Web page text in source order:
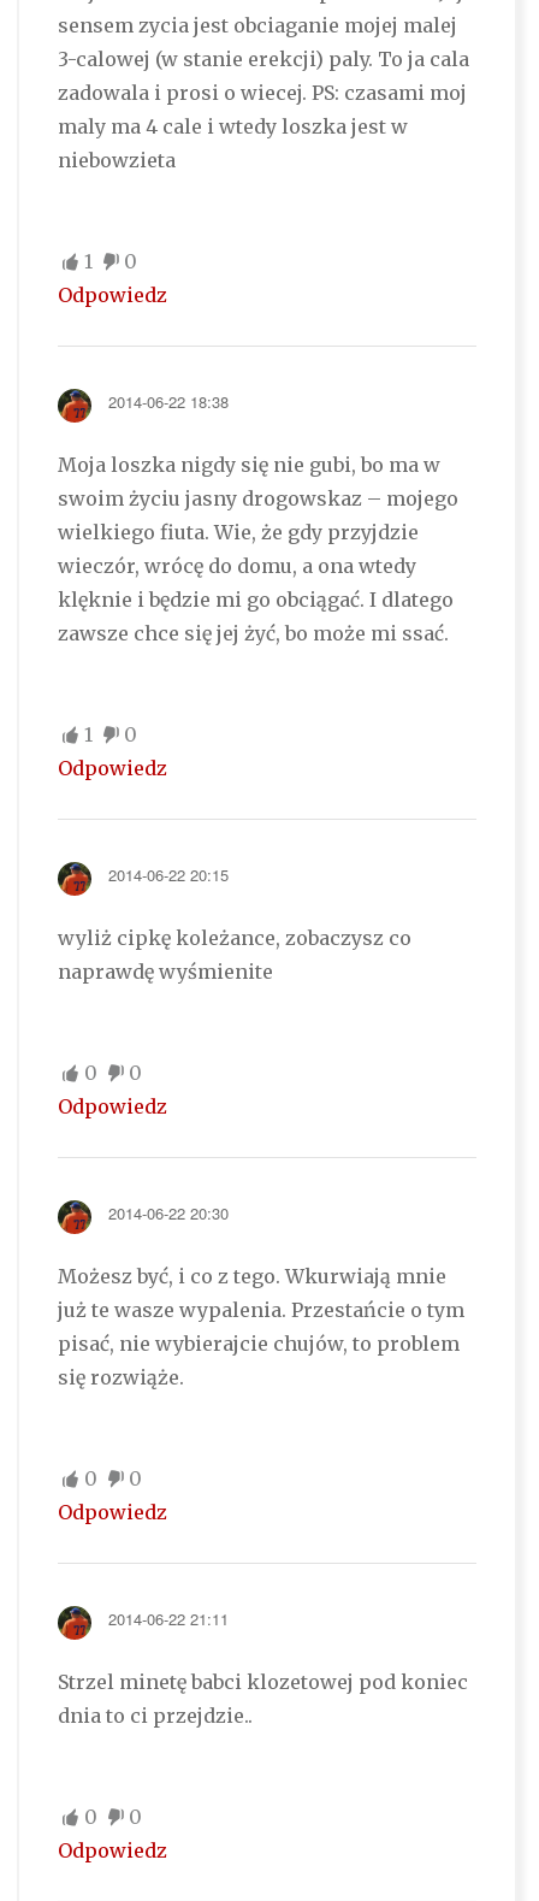
sensem zycia jest obciaganie mojej malej
3-calowej (w stanie erekcji) paly. To ja cala
zadowala i prosi o wiecej. PS: czasami moj
maly ma 4 cale i wtedy loszka jest w
niebowzieta
1
0
Odpowiedz
2014-06-22 18:38
Moja loszka nigdy się nie gubi, bo ma w
swoim życiu jasny drogowskaz – mojego
wielkiego fiuta. Wie, że gdy przyjdzie
wieczór, wrócę do domu, a ona wtedy
klęknie i będzie mi go obciągać. I dlatego
zawsze chce się jej żyć, bo może mi ssać.
1
0
Odpowiedz
2014-06-22 20:15
wyliż cipkę koleżance, zobaczysz co
naprawdę wyśmienite
0
0
Odpowiedz
2014-06-22 20:30
Możesz być, i co z tego. Wkurwiają mnie
już te wasze wypalenia. Przestańcie o tym
pisać, nie wybierajcie chujów, to problem
się rozwiąże.
0
0
Odpowiedz
2014-06-22 21:11
Strzel minetę babci klozetowej pod koniec
dnia to ci przejdzie..
0
0
Odpowiedz